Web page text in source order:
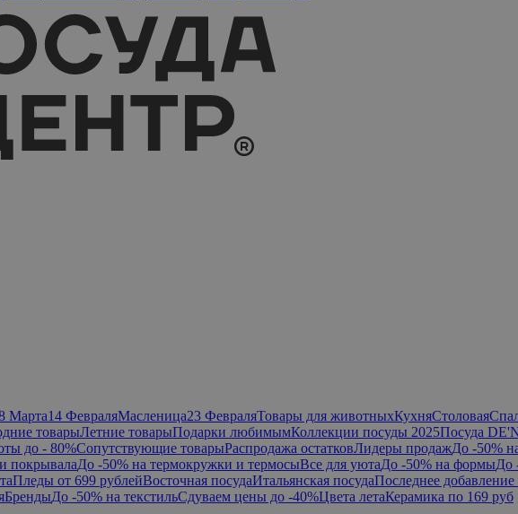
Марта14 ФевраляМасленица23 ФевраляТовары для животныхКухняСтоловая
товарыЛетние товарыПодарки любимымКоллекции посуды 2025Посуда
до - 80%Сопутствующие товарыРаспродажа остатковЛидеры продажДо -50%
покрывалаДо -50% на термокружки и термосыВсе для уютаДо -50% на формыДо
Пледы от 699 рублейВосточная посудаИтальянская посудаПоследнее добавление
БрендыДо -50% на текстильСдуваем цены до -40%Цвета летаКерамика по 169 руб